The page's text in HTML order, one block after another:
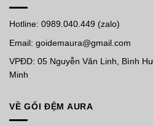
Hotline: 0989.040.449 (zalo)
Email: goidemaura@gmail.com
VPĐD: 05 Nguyễn Văn Linh, Bình
Minh
VỀ GỐI ĐỆM AURA